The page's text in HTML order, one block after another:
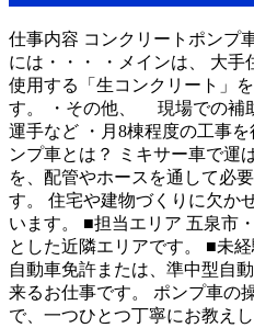
仕事内容 コンクリートポンプ
には・・・ ・メインは、 大手
使用する「生コンクリート」
す。 ・その他、 現場での
運手など ・月8棟程度の工事
ンプ車とは？ ミキサー車で運
を、配管やホースを通して必
す。 住宅や建物づくりに欠か
います。 ■担当エリア 五泉市
とした近隣エリアです。 ■未
自動車免許または、準中型自
来るお仕事です。 ポンプ車の
で、一つひとつ丁寧にお教え